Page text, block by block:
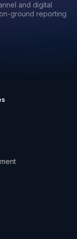
and digital
ground reporting